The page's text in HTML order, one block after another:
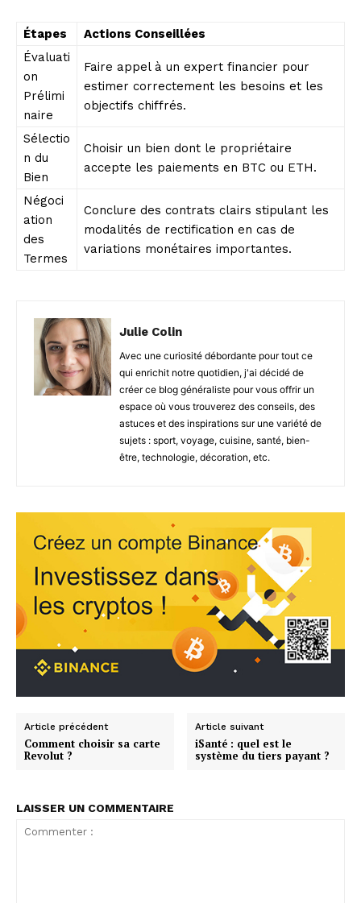
Étapes
Actions Conseillées
Évaluati
on
Prélimi
naire
Faire appel à un expert financier pour
estimer correctement les besoins et les
objectifs chiffrés.
Sélectio
n du
Bien
Choisir un bien dont le propriétaire
accepte les paiements en BTC ou ETH.
Négoci
ation
des
Termes
Conclure des contrats clairs stipulant les
modalités de rectification en cas de
variations monétaires importantes.
Julie Colin
Avec une curiosité débordante pour tout ce
qui enrichit notre quotidien, j'ai décidé de
créer ce blog généraliste pour vous offrir un
espace où vous trouverez des conseils, des
astuces et des inspirations sur une variété de
sujets : sport, voyage, cuisine, santé, bien-
être, technologie, décoration, etc.
Article précédent
Comment choisir sa carte
Revolut ?
Article suivant
iSanté : quel est le
système du tiers payant ?
LAISSER UN COMMENTAIRE